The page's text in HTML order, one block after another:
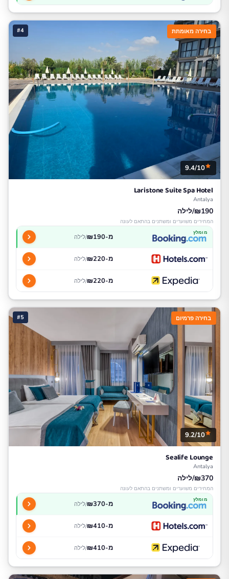
#4 בחירה מאומתת
9.4/10
Laristone Suite Spa Hotel
Antalya
₪190/לילה
המחירים משוערים ומשתנים בהתאם לעונה
מומלץ מ-₪190 /לילה
מ-₪220 /לילה
מ-₪220 /לילה
#5 בחירה פרמיום
9.2/10
Sealife Lounge
Antalya
₪370/לילה
המחירים משוערים ומשתנים בהתאם לעונה
מומלץ מ-₪370 /לילה
מ-₪410 /לילה
מ-₪410 /לילה